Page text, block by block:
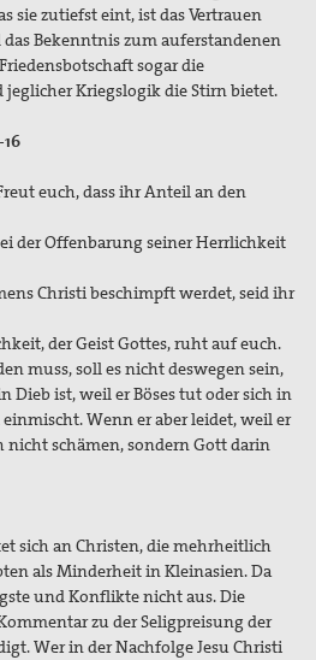
sie zutiefst eint, ist das Vertrauen
Bekenntnis zum auferstandenen
sogar die
jeglicher Kriegslogik die Stirn bietet.
euch, dass ihr Anteil an den
der Offenbarung seiner Herrlichkeit
Christi beschimpft werdet, seid ihr
der Geist Gottes, ruht auf euch.
muss, soll es nicht deswegen sein,
Dieb ist, weil er Böses tut oder sich in
Wenn er aber leidet, weil er
nicht schämen, sondern Gott darin
sich an Christen, die mehrheitlich
als Minderheit in Kleinasien. Da
und Konflikte nicht aus. Die
zu der Seligpreisung der
Wer in der Nachfolge Jesu Christi